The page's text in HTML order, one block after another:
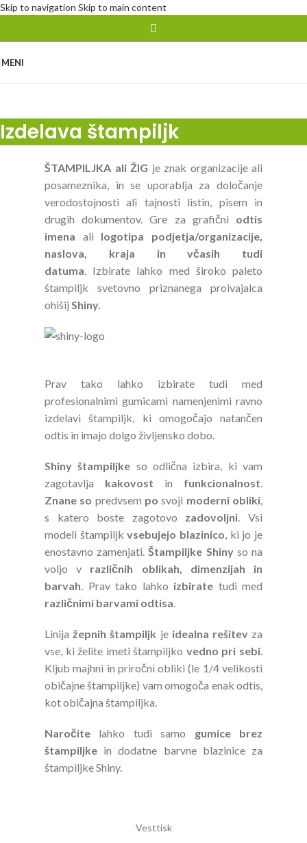
Skip to navigation Skip to main content
MENI
Izdelava štampiljk
ŠTAMPILJKA ali ŽIG je znak organizacije ali
posameznika, in se uporablja za določanje
verodostojnosti ali tajnosti listin, pisem in
drugih dokumentov. Gre za grafični odtis
imena ali logotipa
podjetja/organizacije,
naslova, kraja in včasih tudi
datuma. Izbirate lahko med široko paleto
štampiljk svetovno priznanega proivajalca
ohišij Shiny.
Prav tako lahko izbirate tudi med
profesionalnimi gumicami namenjenimi ravno
izdelavi štampiljk, ki omogočajo natančen
odtis in imajo dolgo življensko dobo.
Shiny štampiljke so odlična izbira, ki vam
zagotavlja kakovost in funkcionalnost.
Znane so predvsem po svoji moderni obliki,
s katero boste zagotovo zadovoljni. Vsi
modeli štampiljkvsebujejo blazinico, ki jo je
enostavno zamenjati.Štampiljke Shinyso na
voljo v različnih oblikah, dimenzijah in
barvah. Prav tako lahko izbirate tudi med
različnimi barvami odtisa.
Linijažepnih štampiljk je idealna rešitevza
vse, ki želite imeti štampiljko vedno pri sebi.
Kljub majhni in priročni obliki (le 1/4 velikosti
običajne štampiljke) vam omogoča enak odtis,
kot običajna štampiljka.
Naročite lahko tudi samo gumice brez
štampiljke in dodatne barvne blazinice za
štampiljke Shiny.
Vesttisk